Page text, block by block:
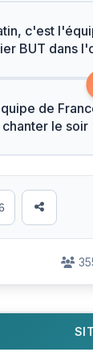
c'est
BUT dans
de
le soir